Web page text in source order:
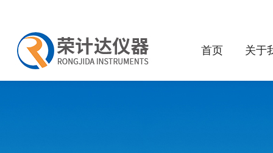
首页 关于